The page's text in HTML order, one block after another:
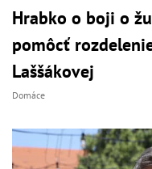
Hrabko o boji o
pomôcť
Laššákovej
Domáce